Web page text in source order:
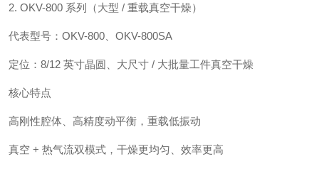
2. OKV-800 系列（大型 / 重载真空干燥）
代表型号：OKV-800、OKV-800SA
定位：8/12 英寸晶圆、大尺寸 / 大批量工件真空干燥
核心特点
高刚性腔体、高精度动平衡，重载低振动
真空 + 热气流双模式，干燥更均匀、效率更高